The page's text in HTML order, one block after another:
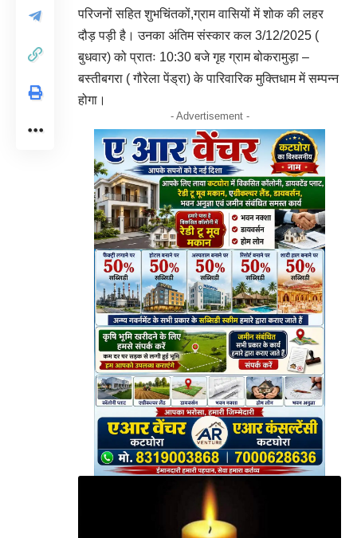
परिजनों सहित शुभचिंतकों,ग्राम वासियों में शोक की लहर
दौड़ पड़ी है। उनका अंतिम संस्कार कल 3/12/2025 (
बुधवार) को प्रातः 10:30 बजे गृह ग्राम बोकरामुड़ा –
बस्तीबगरा ( गौरेला पेंड्रा) के पारिवारिक मुक्तिधाम में सम्पन्न
होगा।
- Advertisement -